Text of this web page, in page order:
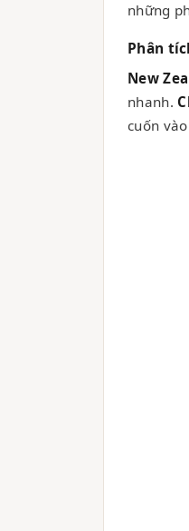
những
Phân
New
nhanh.
cuốn